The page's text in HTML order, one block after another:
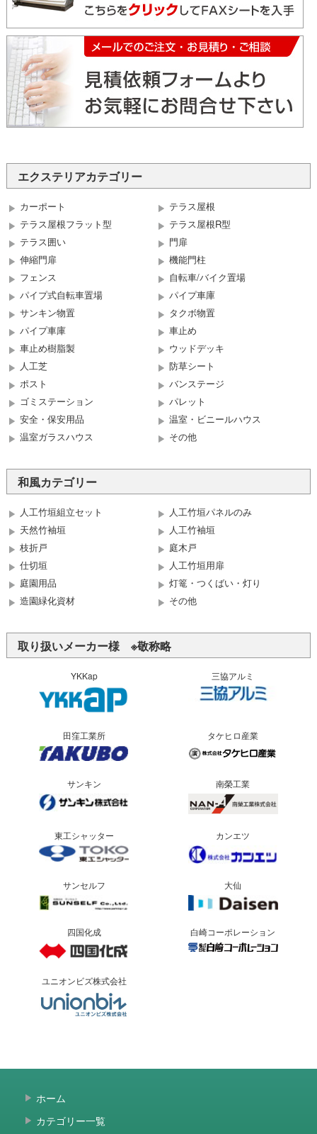
エクステリアカテゴリー
カーポート
テラス屋根
テラス屋根フラット型
テラス屋根R型
テラス囲い
門扉
伸縮門扉
機能門柱
フェンス
自転車/バイク置場
パイプ式自転車置場
パイプ車庫
サンキン物置
タクボ物置
パイプ車庫
車止め
車止め樹脂製
ウッドデッキ
人工芝
防草シート
ポスト
バンステージ
ゴミステーション
パレット
安全・保安用品
温室・ビニールハウス
温室ガラスハウス
その他
和風カテゴリー
人工竹垣組立セット
人工竹垣パネルのみ
天然竹袖垣
人工竹袖垣
枝折戸
庭木戸
仕切垣
人工竹垣用扉
庭園用品
灯篭・つくばい・灯り
造園緑化資材
その他
取り扱いメーカー様 ※敬称略
YKKap 三協アルミ
田窪工業所 タケヒロ産業
サンキン 南榮工業
東工シャッター カンエツ
サンセルフ 大仙
四国化成 白崎コーポレーション
ユニオンビズ株式会社
ホーム
カテゴリー一覧